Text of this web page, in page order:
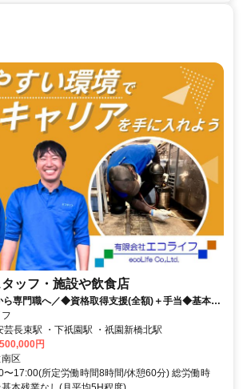
ッフ・施設や飲食店
ら専門職へ／◆資格取得支援(全額)＋手当◆基本残
日祝休み◆直行直帰OK・社用車貸与
芸長束駅 ・下祇園駅 ・祇園新橋北駅
円
区
〜17:00(所定労働時間8時間/休憩60分) 総労働時